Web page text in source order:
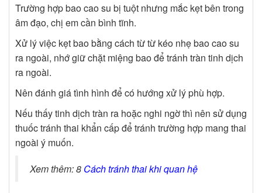
Trường hợp bao cao su bị tuột nhưng mắc kẹt bên trong
âm đạo, chị em cần bình tĩnh.
Xử lý việc kẹt bao bằng cách từ từ kéo nhẹ bao cao su
ra ngoài, nhớ giữ chặt miệng bao để tránh tràn tinh dịch
ra ngoài.
Nên đánh giá tình hình để có hướng xử lý phù hợp.
Nếu thấy tinh dịch tràn ra hoặc nghi ngờ thì nên sử dụng
thuốc tránh thai khẩn cấp để tránh trường hợp mang thai
ngoài ý muốn.
Xem thêm: 8 Cách tránh thai khi quan hệ